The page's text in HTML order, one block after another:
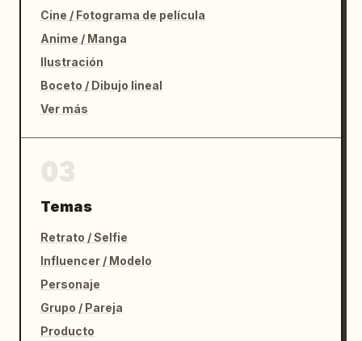
Cine / Fotograma de película
Anime / Manga
Ilustración
Boceto / Dibujo lineal
Ver más
Temas
Retrato / Selfie
Influencer / Modelo
Personaje
Grupo / Pareja
Producto